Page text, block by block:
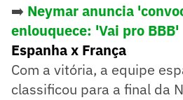
➡️ Neymar anuncia
enlouquece: 'Vai pro BBB'
Espanha x França
Com a vitória, a equipe
classificou para a final da